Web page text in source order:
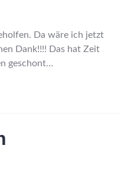
Da wäre ich jetzt
Dank!!!! Das hat Zeit
geschont…